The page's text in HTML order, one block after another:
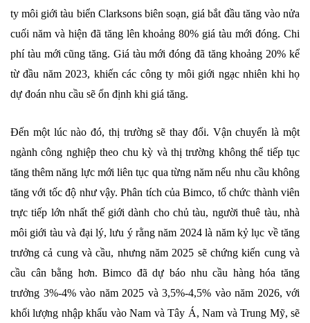
ty môi giới tàu biển Clarksons biên soạn, giá bắt đầu tăng vào nửa
cuối năm và hiện đã tăng lên khoảng 80% giá tàu mới đóng. Chi
phí tàu mới cũng tăng. Giá tàu mới đóng đã tăng khoảng 20% ​​kể
từ đầu năm 2023, khiến các công ty môi giới ngạc nhiên khi họ
dự đoán nhu cầu sẽ ổn định khi giá tăng.
Đến một lúc nào đó, thị trường sẽ thay đổi. Vận chuyển là một
ngành công nghiệp theo chu kỳ và thị trường không thể tiếp tục
tăng thêm năng lực mới liên tục qua từng năm nếu nhu cầu không
tăng với tốc độ như vậy. Phân tích của Bimco, tổ chức thành viên
trực tiếp lớn nhất thế giới dành cho chủ tàu, người thuê tàu, nhà
môi giới tàu và đại lý, lưu ý rằng năm 2024 là năm kỷ lục về tăng
trưởng cả cung và cầu, nhưng năm 2025 sẽ chứng kiến ​​cung và
cầu cân bằng hơn. Bimco đã dự báo nhu cầu hàng hóa tăng
trưởng 3%-4% vào năm 2025 và 3,5%-4,5% vào năm 2026, với
khối lượng nhập khẩu vào Nam và Tây Á, Nam và Trung Mỹ, sẽ